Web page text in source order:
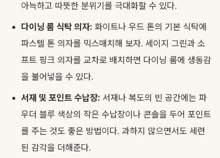
아늑하고 따뜻한 분위기를 극대화할 수 있다.
다이닝 룸 식탁 의자: 화이트나 우드 톤의 기본 식탁에
파스텔 톤 의자를 믹스매치해 보자. 세이지 그린과 소
프트 핑크 의자를 교차로 배치하면 다이닝 룸에 생동감
을 불어넣을 수 있다.
서재 및 포인트 수납장: 서재나 복도의 빈 공간에는 파
우더 블루 색상의 작은 수납장이나 콘솔을 두어 포인트
를 주는 것도 좋은 방법이다. 과하지 않으면서도 세련
된 감각을 더해준다.